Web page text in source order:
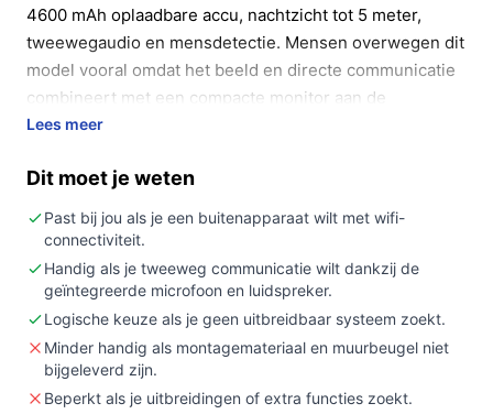
4600 mAh oplaadbare accu, nachtzicht tot 5 meter,
tweewegaudio en mensdetectie. Mensen overwegen dit
model vooral omdat het beeld en directe communicatie
combineert met een compacte monitor aan de
binnenzijde.
In 20 seconden beslissen
Kopen als: je een compacte, buitengeschikte
digitale deurspion wilt met 4,3 inch touchscreen,
tweewegaudio en menselijke detectie (PIR) zonder
uitgebreide installatie met kabels.
Niet kopen als:je verwacht dat montagemateriaal
of een muurbeugel wordt meegeleverd, of als je
een uitbreidbaar systeem of extra IP-camera
functies nodig hebt (de specificaties geven aan dat
Lees meer
Dit moet je weten
Past bij jou als je een buitenapparaat wilt met wifi-
connectiviteit.
Handig als je tweeweg communicatie wilt dankzij de
geïntegreerde microfoon en luidspreker.
Logische keuze als je geen uitbreidbaar systeem zoekt.
Minder handig als montagemateriaal en muurbeugel niet
bijgeleverd zijn.
Beperkt als je uitbreidingen of extra functies zoekt.